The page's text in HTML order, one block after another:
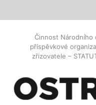
Činnost Národního
příspěvkové
zřizovatele –